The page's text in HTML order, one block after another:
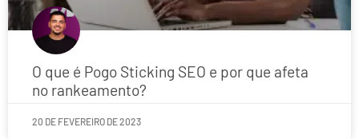
O que é Pogo Sticking SEO e por que afeta
no rankeamento?
20 DE FEVEREIRO DE 2023